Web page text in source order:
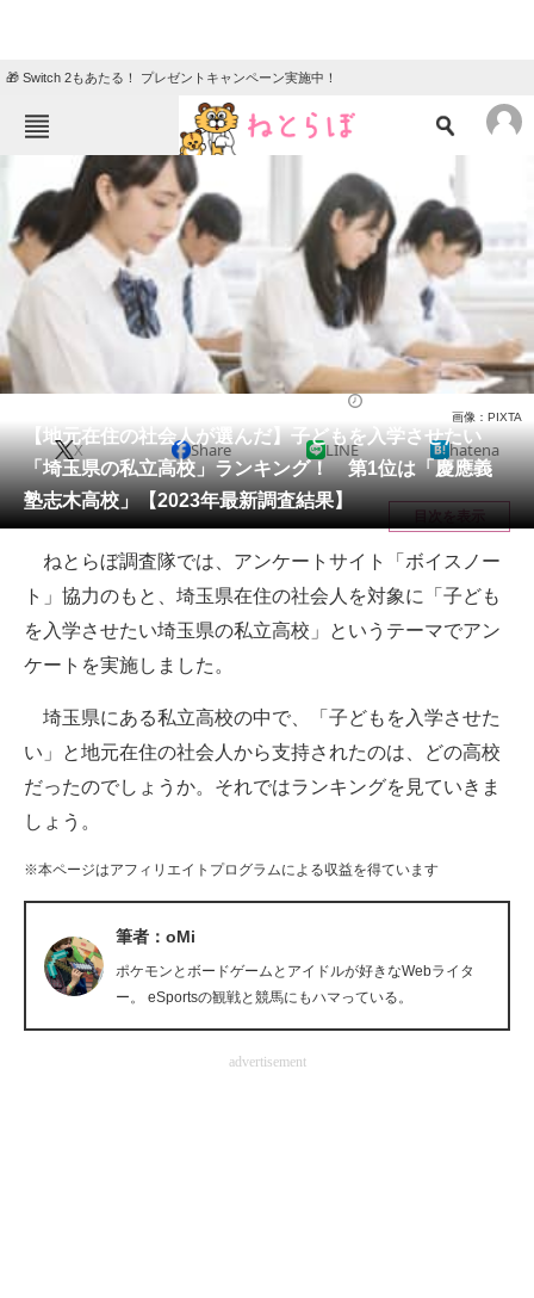
🎁 Switch 2もあたる！ プレゼントキャンペーン実施中！
ねとらぼメニュー
TOP ニュース
エンタメ クイズ
住まい 教育・育児
動物 リサーチ
会員記事
メディア
注目記事を集めた総合ページ
ITの今と未来を見通す
スマホと通信の最新トレンド
好きが集まる 比べて選べる
ビジネスと働き方のヒント
経営リーダーのコミュニティ
マーケ×ITの今がよく分かる
【地元在住の社会人が選んだ】子どもを入学させたい
「埼玉県の私立高校」ランキング！ 第1位は「慶應義
塾志木高校」【2023年最新調査結果】
画像：PIXTA
X Share LINE hatena
目次を表示
ねとらぼ調査隊では、アンケートサイト「ボイスノー
ト」協力のもと、埼玉県在住の社会人を対象に「子ども
を入学させたい埼玉県の私立高校」というテーマでアン
ケートを実施しました。
埼玉県にある私立高校の中で、「子どもを入学させた
い」と地元在住の社会人から支持されたのは、どの高校
だったのでしょうか。それではランキングを見ていきま
しょう。
※本ページはアフィリエイトプログラムによる収益を得ています
筆者：oMi
ポケモンとボードゲームとアイドルが好きなWebライタ
ー。 eSportsの観戦と競馬にもハマっている。
advertisement